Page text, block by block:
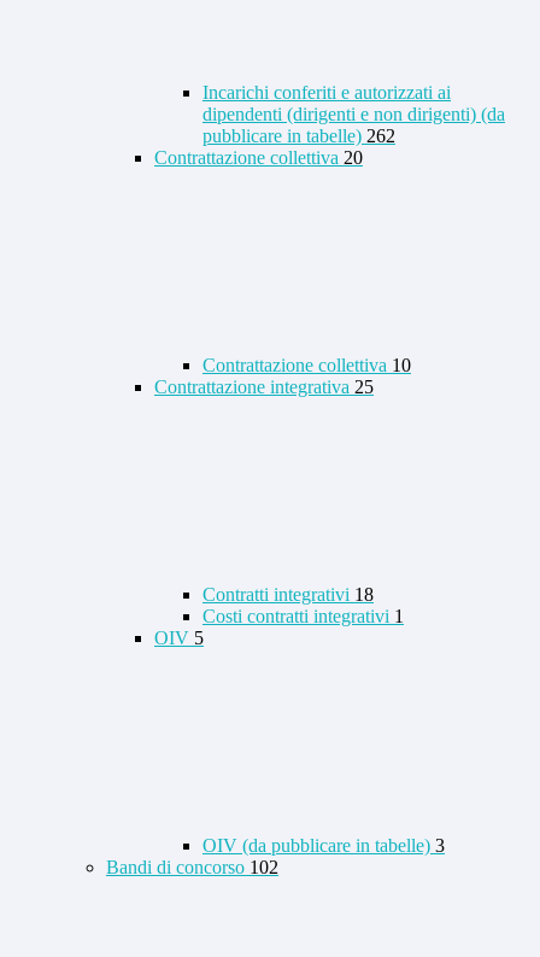
Incarichi conferiti e autorizzati ai
dipendenti (dirigenti e non dirigenti) (da
pubblicare in tabelle) 262
Contrattazione collettiva 20
Contrattazione collettiva 10
Contrattazione integrativa 25
Contratti integrativi 18
Costi contratti integrativi 1
OIV 5
OIV (da pubblicare in tabelle) 3
Bandi di concorso 102